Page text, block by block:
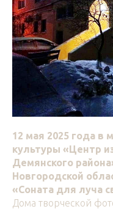
12 мая 2025 года в
культуры «Центр
Демянского
Новгородской
«Соната для луча
Дома творческой